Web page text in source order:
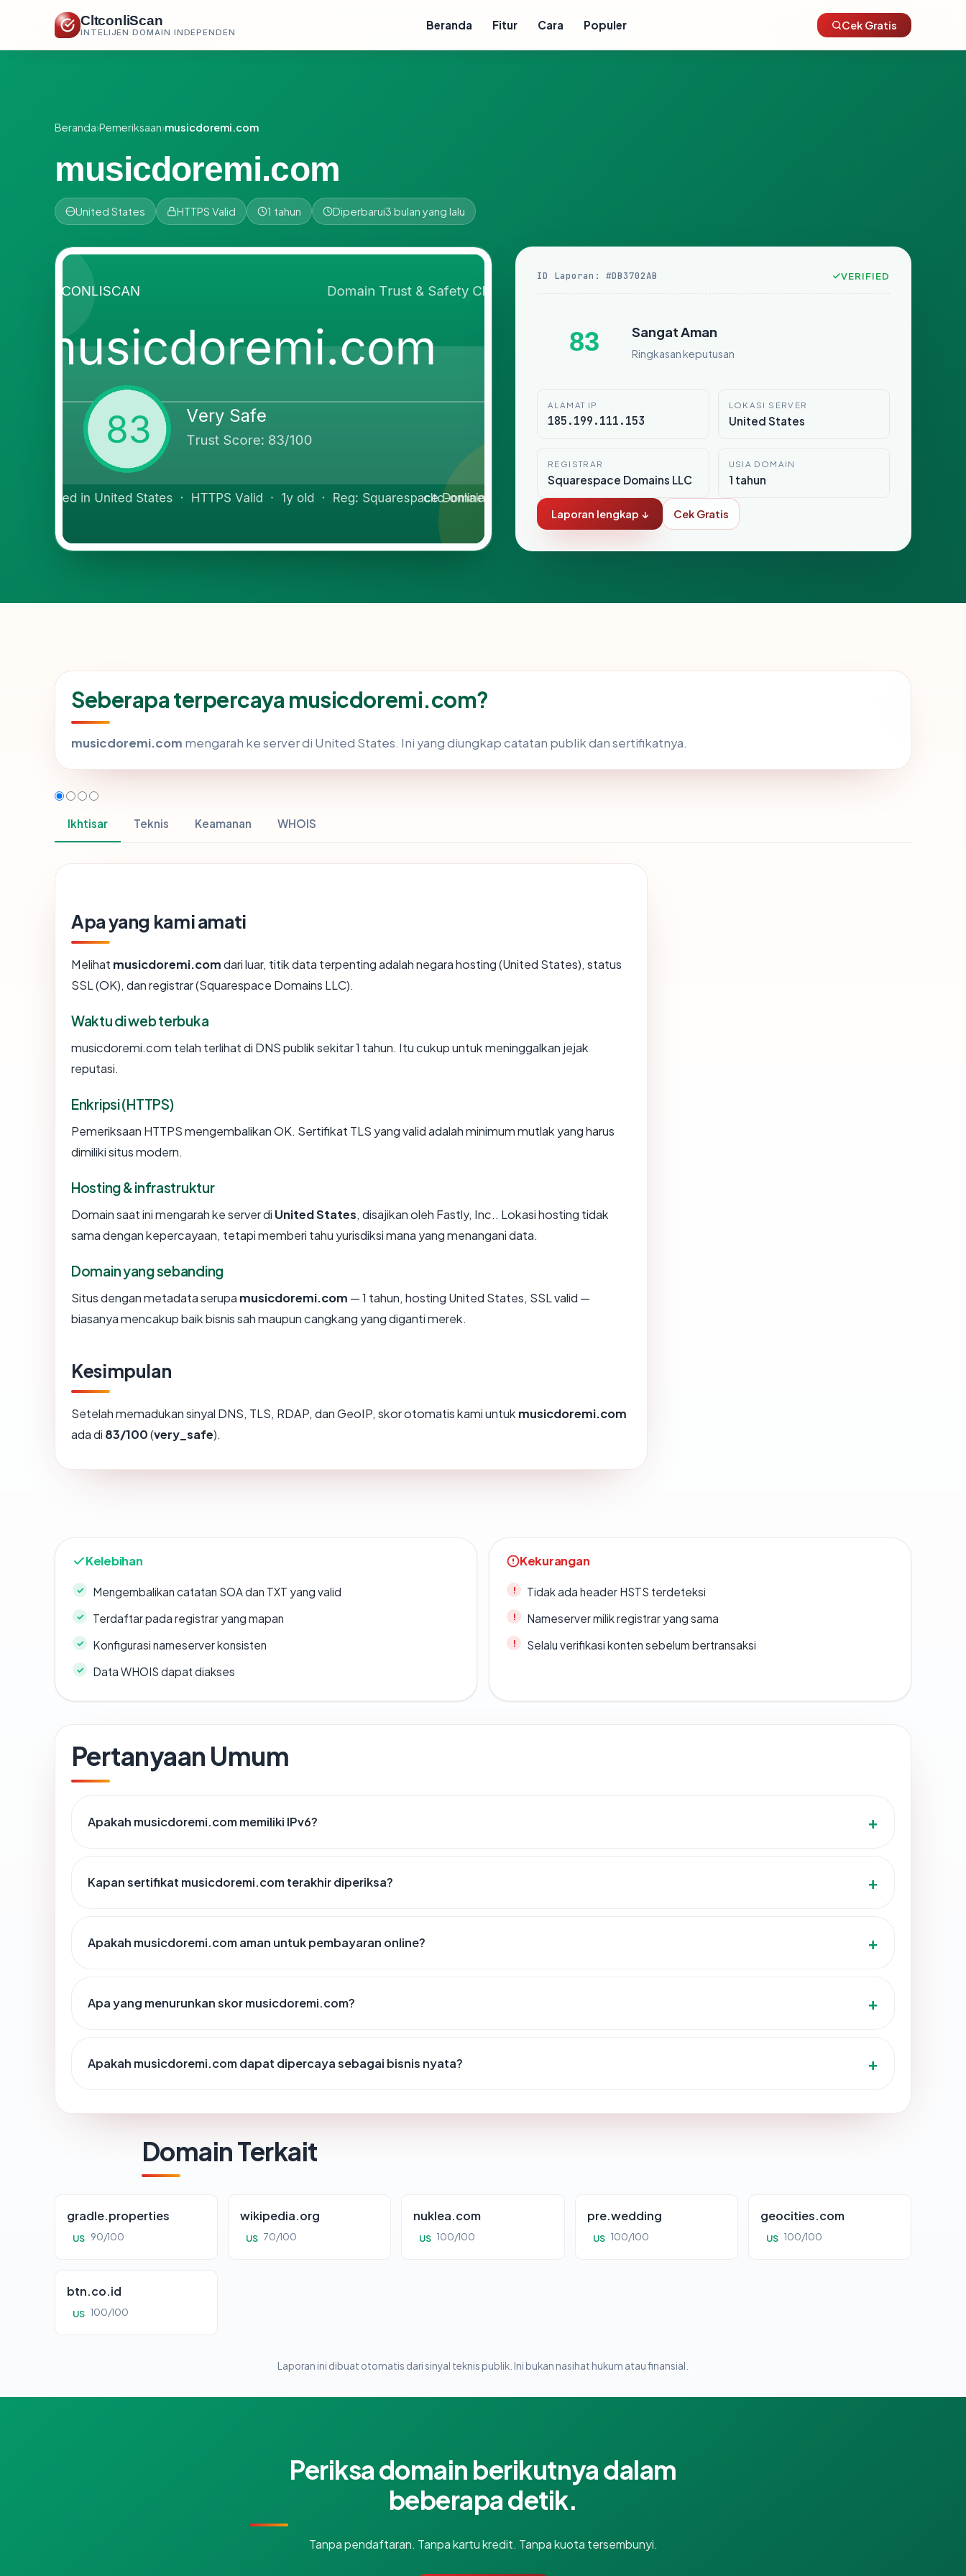
CltconliScan
INTELIJEN DOMAIN INDEPENDEN
Beranda Fitur Cara Populer Cek Gratis
Beranda›Pemeriksaan›musicdoremi.com
musicdoremi.com
United States HTTPS Valid 1 tahun Diperbarui3 bulan yang lalu
ID Laporan: #DB3702AB VERIFIED
83 Sangat Aman
Ringkasan keputusan
ALAMAT IP
185.199.111.153
LOKASI SERVER
United States
REGISTRAR
Squarespace Domains LLC
USIA DOMAIN
1 tahun
Laporan lengkap ↓ Cek Gratis
Seberapa terpercaya musicdoremi.com?
musicdoremi.com mengarah ke server di United States. Ini yang diungkap catatan publik dan sertifikatnya.
Ikhtisar Teknis Keamanan WHOIS
Apa yang kami amati
Melihat musicdoremi.comdari luar, titik data terpenting adalah negara hosting (United States), status
SSL (OK), dan registrar (Squarespace Domains LLC).
Waktu di web terbuka
musicdoremi.com telah terlihat di DNS publik sekitar 1 tahun. Itu cukup untuk meninggalkan jejak
reputasi.
Enkripsi (HTTPS)
Pemeriksaan HTTPS mengembalikan OK. Sertifikat TLS yang valid adalah minimum mutlak yang harus
dimiliki situs modern.
Hosting & infrastruktur
Domain saat ini mengarah ke server di United States, disajikan oleh Fastly, Inc.. Lokasi hosting tidak
sama dengan kepercayaan, tetapi memberi tahu yurisdiksi mana yang menangani data.
Domain yang sebanding
Situs dengan metadata serupa musicdoremi.com — 1 tahun, hosting United States, SSL valid —
biasanya mencakup baik bisnis sah maupun cangkang yang diganti merek.
Kesimpulan
Setelah memadukan sinyal DNS, TLS, RDAP, dan GeoIP, skor otomatis kami untuk musicdoremi.com
ada di 83/100(very_safe).
Kelebihan
Mengembalikan catatan SOA dan TXT yang valid
Terdaftar pada registrar yang mapan
Konfigurasi nameserver konsisten
Data WHOIS dapat diakses
Kekurangan
Tidak ada header HSTS terdeteksi
Nameserver milik registrar yang sama
Selalu verifikasi konten sebelum bertransaksi
Pertanyaan Umum
Apakah musicdoremi.com memiliki IPv6?
Kapan sertifikat musicdoremi.com terakhir diperiksa?
Apakah musicdoremi.com aman untuk pembayaran online?
Apa yang menurunkan skor musicdoremi.com?
Apakah musicdoremi.com dapat dipercaya sebagai bisnis nyata?
Domain Terkait
gradle.properties
US 90/100
wikipedia.org
US 70/100
nuklea.com
US 100/100
pre.wedding
US 100/100
geocities.com
US 100/100
btn.co.id
US 100/100
Laporan ini dibuat otomatis dari sinyal teknis publik. Ini bukan nasihat hukum atau finansial.
Periksa domain berikutnya dalam
beberapa detik.
Tanpa pendaftaran. Tanpa kartu kredit. Tanpa kuota tersembunyi.